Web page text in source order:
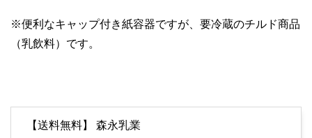
※便利なキャップ付き紙容器ですが、要冷蔵のチルド商品
（乳飲料）です。
【送料無料】 森永乳業